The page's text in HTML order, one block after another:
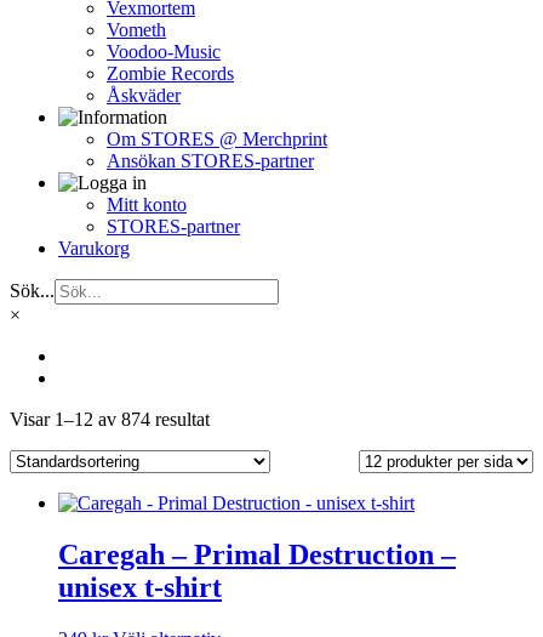
Vexmortem
Vometh
Voodoo-Music
Zombie Records
Åskväder
Om STORES @ Merchprint
Ansökan STORES-partner
Mitt konto
STORES-partner
Varukorg
Sök...
×
Visar 1–12 av 874 resultat
Caregah – Primal Destruction –
unisex t-shirt